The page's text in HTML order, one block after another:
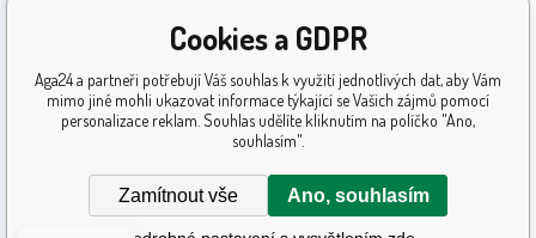
CE,
EN
Cookies a GDPR
Aga24 a partneři potřebují Váš souhlas k využití jednotlivých dat, aby Vám
mimo jiné mohli ukazovat informace týkající se Vašich zájmů pomocí
personalizace reklam. Souhlas udělíte kliknutím na políčko "Ano,
souhlasím".
Zamítnout vše Ano, souhlasím